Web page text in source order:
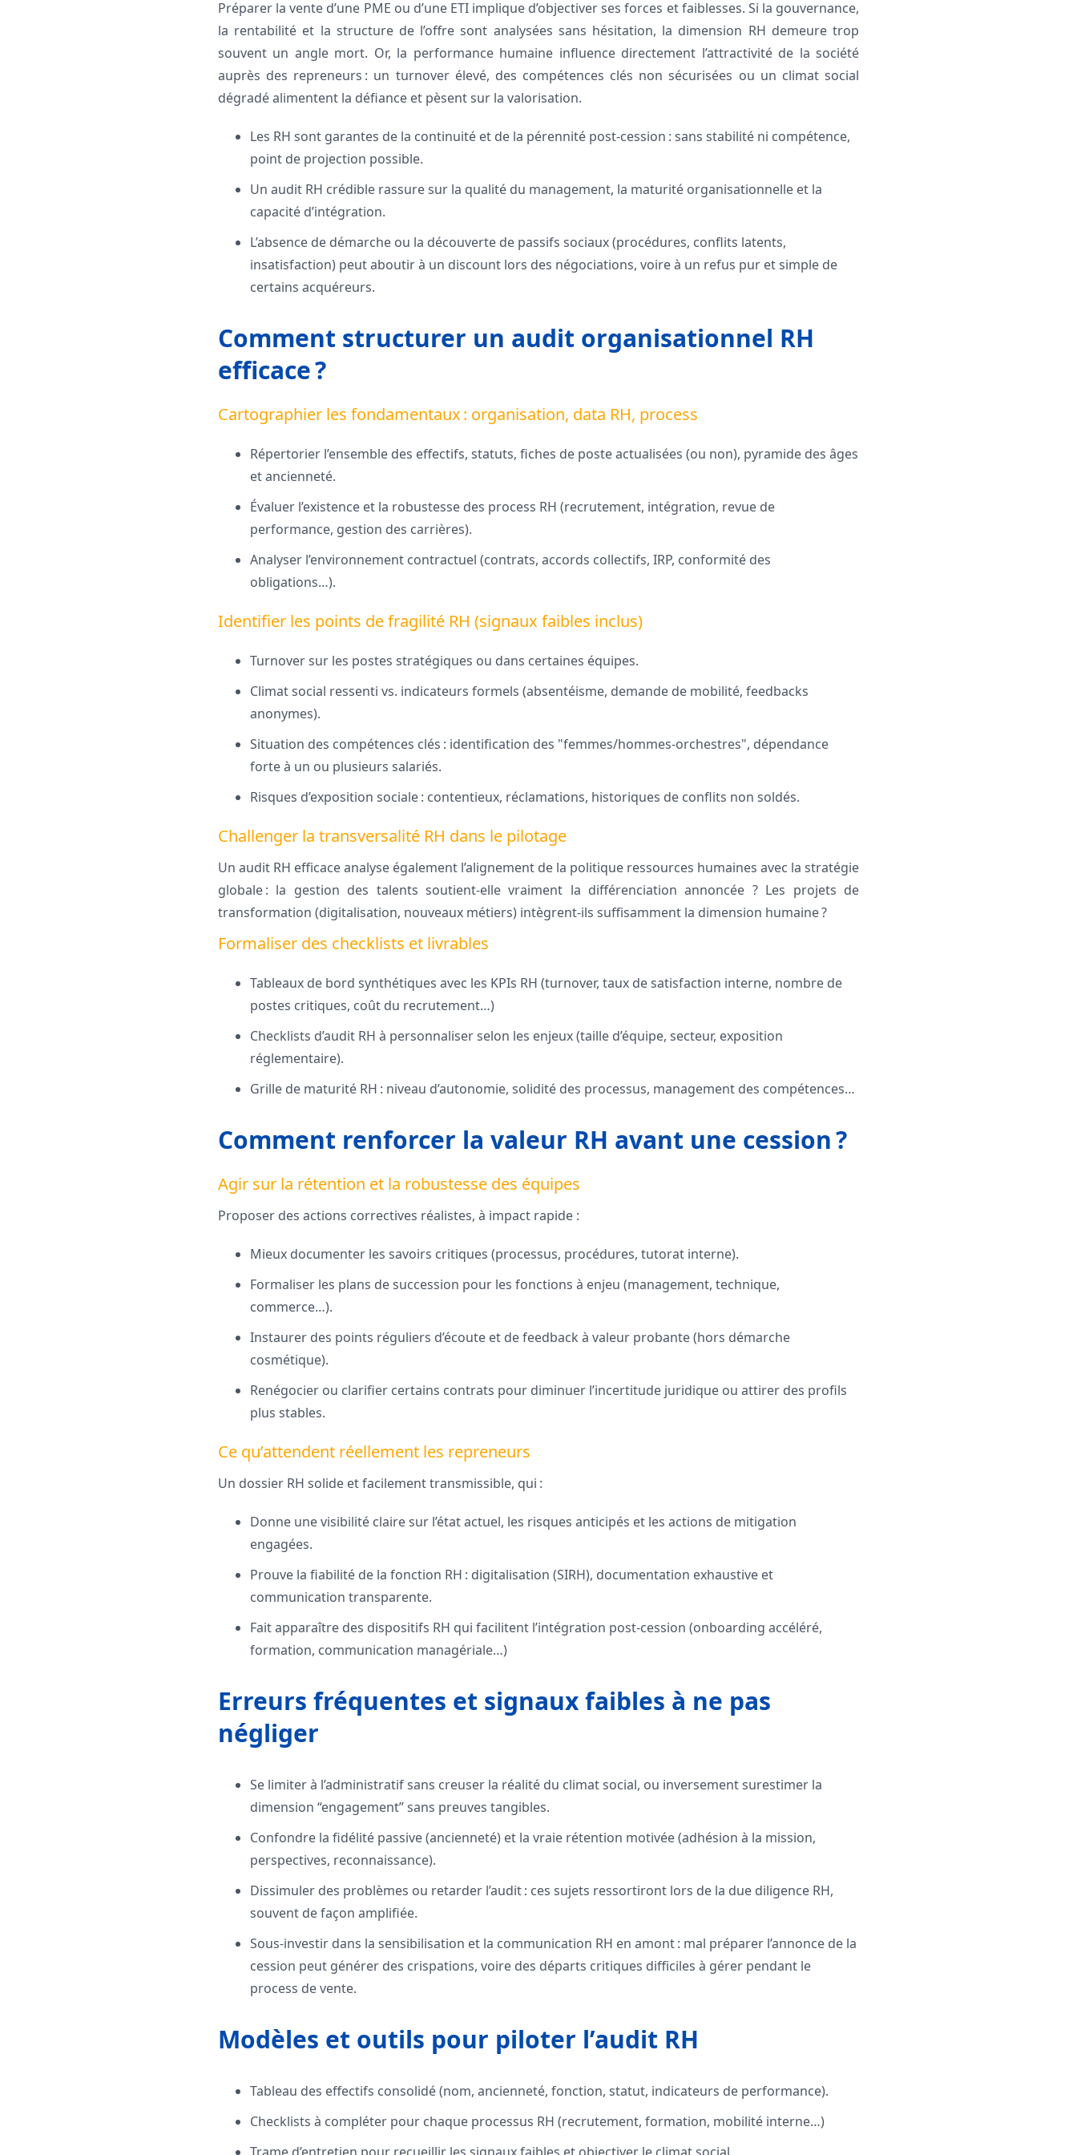
Préparer la vente d’une PME ou d’une ETI implique d’objectiver ses forces et faiblesses. Si la gouvernance,
la rentabilité et la structure de l’offre sont analysées sans hésitation, la dimension RH demeure trop
souvent un angle mort. Or, la performance humaine influence directement l’attractivité de la société
auprès des repreneurs : un turnover élevé, des compétences clés non sécurisées ou un climat social
dégradé alimentent la défiance et pèsent sur la valorisation.
Les RH sont garantes de la continuité et de la pérennité post-cession : sans stabilité ni compétence,
point de projection possible.
Un audit RH crédible rassure sur la qualité du management, la maturité organisationnelle et la
capacité d’intégration.
L’absence de démarche ou la découverte de passifs sociaux (procédures, conflits latents,
insatisfaction) peut aboutir à un discount lors des négociations, voire à un refus pur et simple de
certains acquéreurs.
Comment structurer un audit organisationnel RH
efficace ?
Cartographier les fondamentaux : organisation, data RH, process
Répertorier l’ensemble des effectifs, statuts, fiches de poste actualisées (ou non), pyramide des âges
et ancienneté.
Évaluer l’existence et la robustesse des process RH (recrutement, intégration, revue de
performance, gestion des carrières).
Analyser l’environnement contractuel (contrats, accords collectifs, IRP, conformité des
obligations…).
Identifier les points de fragilité RH (signaux faibles inclus)
Turnover sur les postes stratégiques ou dans certaines équipes.
Climat social ressenti vs. indicateurs formels (absentéisme, demande de mobilité, feedbacks
anonymes).
Situation des compétences clés : identification des "femmes/hommes-orchestres", dépendance
forte à un ou plusieurs salariés.
Risques d’exposition sociale : contentieux, réclamations, historiques de conflits non soldés.
Challenger la transversalité RH dans le pilotage
Un audit RH efficace analyse également l’alignement de la politique ressources humaines avec la stratégie
globale : la gestion des talents soutient-elle vraiment la différenciation annoncée ? Les projets de
transformation (digitalisation, nouveaux métiers) intègrent-ils suffisamment la dimension humaine ?
Formaliser des checklists et livrables
Tableaux de bord synthétiques avec les KPIs RH (turnover, taux de satisfaction interne, nombre de
postes critiques, coût du recrutement…)
Checklists d’audit RH à personnaliser selon les enjeux (taille d’équipe, secteur, exposition
réglementaire).
Grille de maturité RH : niveau d’autonomie, solidité des processus, management des compétences…
Comment renforcer la valeur RH avant une cession ?
Agir sur la rétention et la robustesse des équipes
Proposer des actions correctives réalistes, à impact rapide :
Mieux documenter les savoirs critiques (processus, procédures, tutorat interne).
Formaliser les plans de succession pour les fonctions à enjeu (management, technique,
commerce…).
Instaurer des points réguliers d’écoute et de feedback à valeur probante (hors démarche
cosmétique).
Renégocier ou clarifier certains contrats pour diminuer l’incertitude juridique ou attirer des profils
plus stables.
Ce qu’attendent réellement les repreneurs
Un dossier RH solide et facilement transmissible, qui :
Donne une visibilité claire sur l’état actuel, les risques anticipés et les actions de mitigation
engagées.
Prouve la fiabilité de la fonction RH : digitalisation (SIRH), documentation exhaustive et
communication transparente.
Fait apparaître des dispositifs RH qui facilitent l’intégration post-cession (onboarding accéléré,
formation, communication managériale…)
Erreurs fréquentes et signaux faibles à ne pas
négliger
Se limiter à l’administratif sans creuser la réalité du climat social, ou inversement surestimer la
dimension “engagement” sans preuves tangibles.
Confondre la fidélité passive (ancienneté) et la vraie rétention motivée (adhésion à la mission,
perspectives, reconnaissance).
Dissimuler des problèmes ou retarder l’audit : ces sujets ressortiront lors de la due diligence RH,
souvent de façon amplifiée.
Sous-investir dans la sensibilisation et la communication RH en amont : mal préparer l’annonce de la
cession peut générer des crispations, voire des départs critiques difficiles à gérer pendant le
process de vente.
Modèles et outils pour piloter l’audit RH
Tableau des effectifs consolidé (nom, ancienneté, fonction, statut, indicateurs de performance).
Checklists à compléter pour chaque processus RH (recrutement, formation, mobilité interne…)